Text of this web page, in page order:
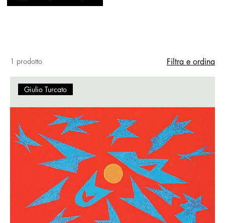
1 prodotto Filtra e ordina
Giulio Turcato